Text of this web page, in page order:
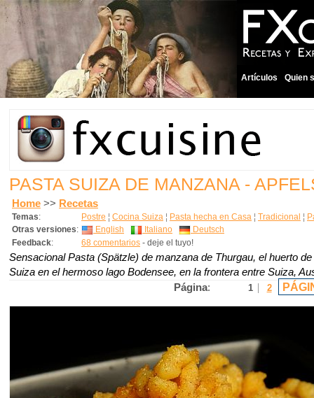
Artículos Quien
PASTA SUIZA DE MANZANA -
Home >> Recetas
Temas: Postre ¦ Cocina Suiza ¦ Pasta hecha en Casa ¦ Tradicional ¦
Otras versiones: English Italiano
Deutsch
Feedback: 68 comentarios - deje el tuyo!
Sensacional Pasta (Spätzle) de manzana de Thurgau, el huerto
Suiza en el hermoso lago Bodensee, en la frontera entre Suiza,
Página: 1 2